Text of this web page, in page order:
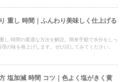
重し 時間｜ふんわり美味しく仕上げる
し 時間の最適な方法を解説。簡単手順で水分をしっ
の味を格上げします。ぜひ試してみてください。
塩加減 時間 コツ｜色よく塩がきく黄